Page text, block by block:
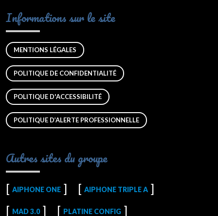
Informations sur le site
MENTIONS LÉGALES
POLITIQUE DE CONFIDENTIALITÉ
POLITIQUE D'ACCESSIBILITÉ
POLITIQUE D’ALERTE PROFESSIONNELLE
Autres sites du groupe
AIPHONE ONE AIPHONE TRIPLE A
MAD 3.0 PLATINE CONFIG